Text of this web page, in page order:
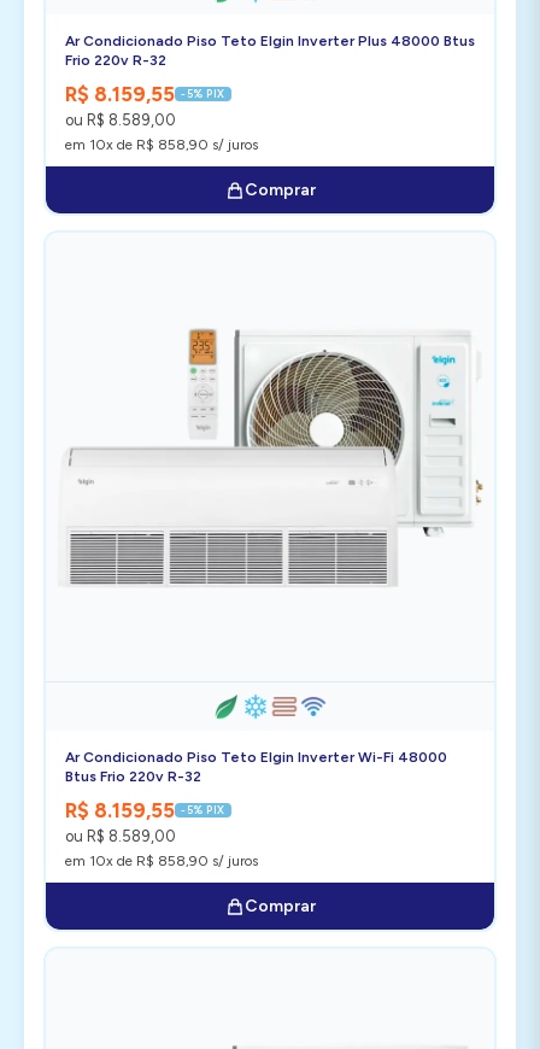
Ar Condicionado Piso Teto Elgin Inverter Plus 48000 Btus
Frio 220v R-32
R$ 8.159,55 -5% PIX
ou R$ 8.589,00
em 10x de R$ 858,90 s/ juros
Comprar
Ar Condicionado Piso Teto Elgin Inverter Wi-Fi 48000
Btus Frio 220v R-32
R$ 8.159,55 -5% PIX
ou R$ 8.589,00
em 10x de R$ 858,90 s/ juros
Comprar